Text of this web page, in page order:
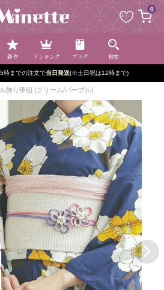
0
新作 ランキング ブログ 検索
時までの注文で当日発送(※土日祝は12時まで)
飾り帯紐 (クリーム/パープル)
ペー
ジト
ップ